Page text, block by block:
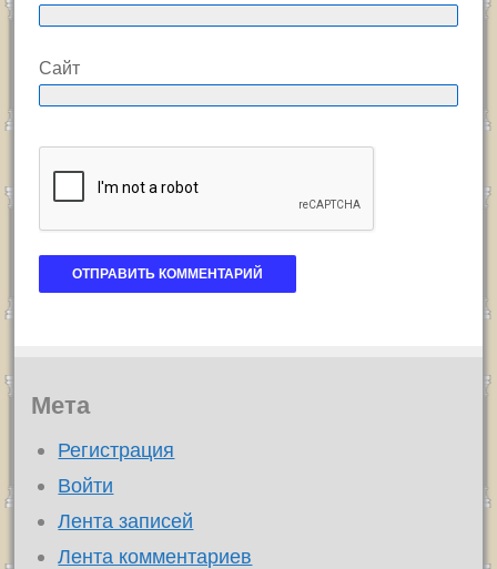
Сайт
Мета
Регистрация
Войти
Лента записей
Лента комментариев